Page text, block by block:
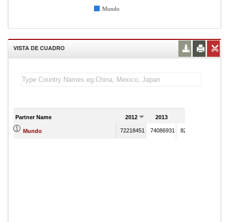
Mundo
VISTA DE CUADRO
Partner Name 2012 2013
Mundo 72218451 74086931 82574059